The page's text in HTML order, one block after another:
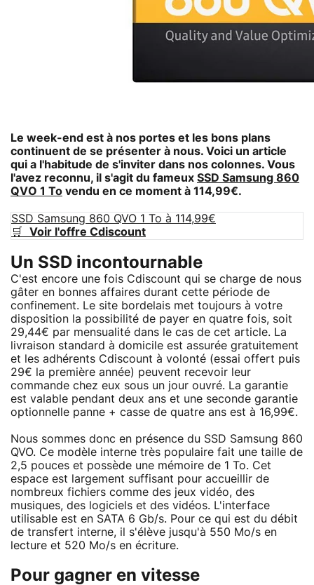
Le week-end est à nos portes et les bons plans
continuent de se présenter à nous. Voici un article
qui a l'habitude de s'inviter dans nos colonnes. Vous
l'avez reconnu, il s'agit du fameux SSD Samsung 860
QVO 1 To vendu en ce moment à 114,99€.
SSD Samsung 860 QVO 1 To à 114,99€
🛒 Voir l'offre Cdiscount
Un SSD incontournable
C'est encore une fois Cdiscount qui se charge de nous
gâter en bonnes affaires durant cette période de
confinement. Le site bordelais met toujours à votre
disposition la possibilité de payer en quatre fois, soit
29,44€ par mensualité dans le cas de cet article. La
livraison standard à domicile est assurée gratuitement
et les adhérents Cdiscount à volonté (essai offert puis
29€ la première année) peuvent recevoir leur
commande chez eux sous un jour ouvré. La garantie
est valable pendant deux ans et une seconde garantie
optionnelle panne + casse de quatre ans est à 16,99€.
Nous sommes donc en présence du SSD Samsung 860
QVO. Ce modèle interne très populaire fait une taille de
2,5 pouces et possède une mémoire de 1 To. Cet
espace est largement suffisant pour accueillir de
nombreux fichiers comme des jeux vidéo, des
musiques, des logiciels et des vidéos. L'interface
utilisable est en SATA 6 Gb/s. Pour ce qui est du débit
de transfert interne, il s'élève jusqu'à 550 Mo/s en
lecture et 520 Mo/s en écriture.
Pour gagner en vitesse